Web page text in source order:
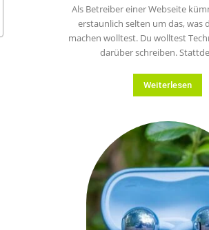
Als Betreiber einer Webseite
erstaunlich selten um das, was
machen wolltest. Du wolltest
darüber schreiben.
Weiterlesen